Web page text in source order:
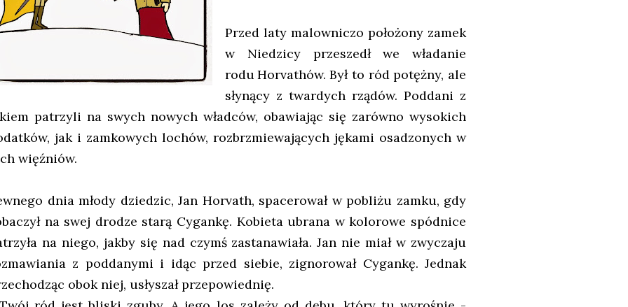
Przed laty malowniczo położony zamek
w Niedzicy przeszedł we władanie
rodu Horvathów. Był to ród potężny, ale
słynący z twardych rządów. Poddani z
patrzyli na swych nowych władców, obawiając się zarówno wysokich
jak i zamkowych lochów, rozbrzmiewających jękami osadzonych w
więźniów.
dnia młody dziedzic, Jan Horvath, spacerował w pobliżu zamku, gdy
na swej drodze starą Cygankę. Kobieta ubrana w kolorowe spódnice
na niego, jakby się nad czymś zastanawiała. Jan nie miał w zwyczaju
z poddanymi i idąc przed siebie, zignorował Cygankę. Jednak
obok niej, usłyszał przepowiednię.